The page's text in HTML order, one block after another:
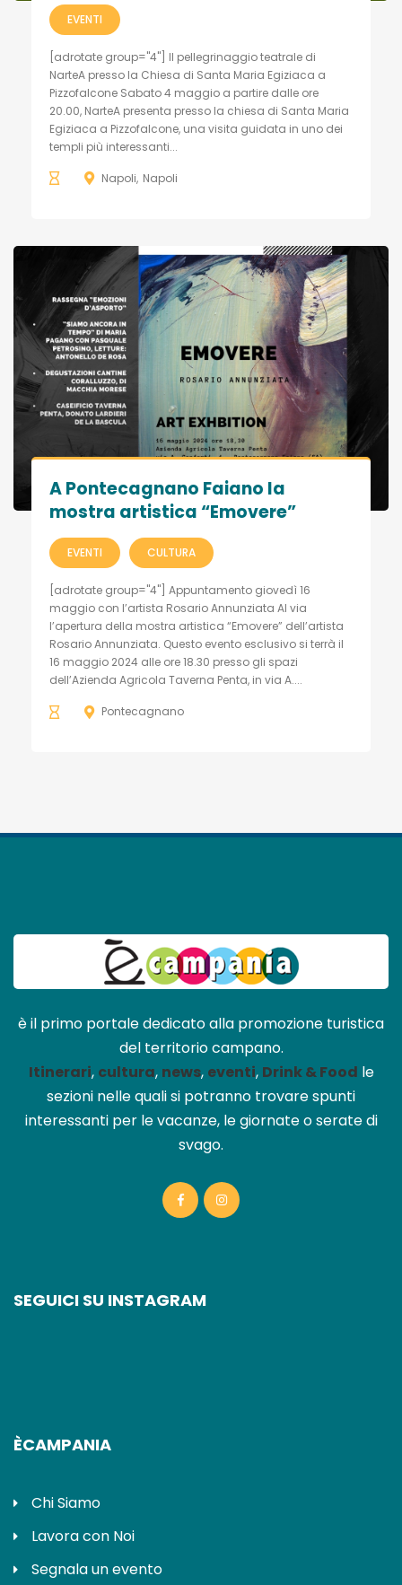
EVENTI
[adrotate group="4"] Il pellegrinaggio teatrale di
NarteA presso la Chiesa di Santa Maria Egiziaca a
Pizzofalcone Sabato 4 maggio a partire dalle ore
20.00, NarteA presenta presso la chiesa di Santa Maria
Egiziaca a Pizzofalcone, una visita guidata in uno dei
templi più interessanti...
Napoli Napoli
A Pontecagnano Faiano la
mostra artistica “Emovere”
EVENTI CULTURA
[adrotate group="4"] Appuntamento giovedì 16
maggio con l’artista Rosario Annunziata Al via
l’apertura della mostra artistica “Emovere” dell’artista
Rosario Annunziata. Questo evento esclusivo si terrà il
16 maggio 2024 alle ore 18.30 presso gli spazi
dell’Azienda Agricola Taverna Penta, in via A....
Pontecagnano
è il primo portale dedicato alla promozione turistica
del territorio campano.
Itinerari, cultura, news, eventi, Drink & Food le
sezioni nelle quali si potranno trovare spunti
interessanti per le vacanze, le giornate o serate di
svago.
SEGUICI SU INSTAGRAM
ÈCAMPANIA
Chi Siamo
Lavora con Noi
Segnala un evento